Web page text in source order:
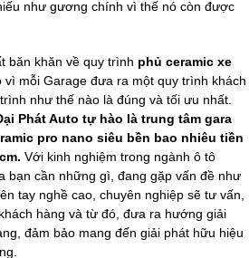
như gương chính vì thế nó còn được
băn khăn về quy trình phủ ceramic xe
vì mỗi Garage đưa ra một quy trình khách
như thế nào là đúng và tối ưu nhất.
Phát Auto tự hào là trung tâm gara
pro nano siêu bền bao nhiêu tiền
Với kinh nghiệm trong ngành ô tô
bạn cần những gì, đang gặp vấn đề như
tay nghề cao, chuyên nghiệp sẽ tư vấn,
hàng và từ đó, đưa ra hướng giải
đảm bảo mang đến giải phát hữu hiệu